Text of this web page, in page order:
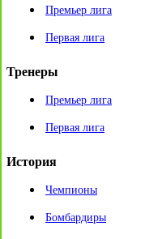
Премьер лига
Первая лига
Тренеры
Премьер лига
Первая лига
История
Чемпионы
Бомбардиры